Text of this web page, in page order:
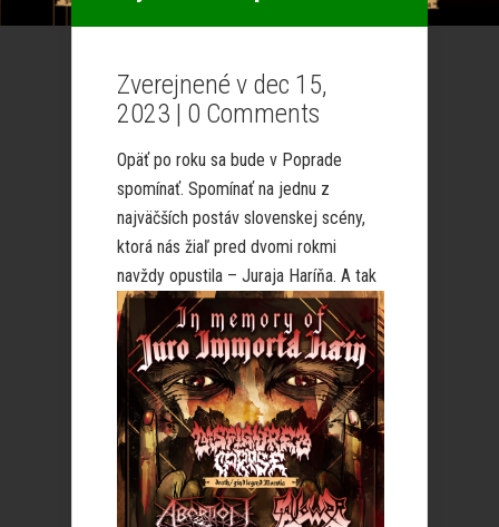
Zverejnené v dec 15,
2023 | 0 Comments
Opäť po roku sa bude v Poprade
spomínať. Spomínať na jednu z
najväčších postáv slovenskej scény,
ktorá nás žiaľ pred dvomi rokmi
navždy opustila – Juraja Haríňa. A tak